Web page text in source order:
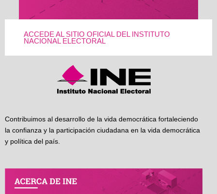
ACCEDE AL SITIO OFICIAL DEL INSTITUTO
NACIONAL ELECTORAL
Contribuimos al desarrollo de la vida democrática fortaleciendo
la confianza y la participación ciudadana en la vida democrática
y política del país.